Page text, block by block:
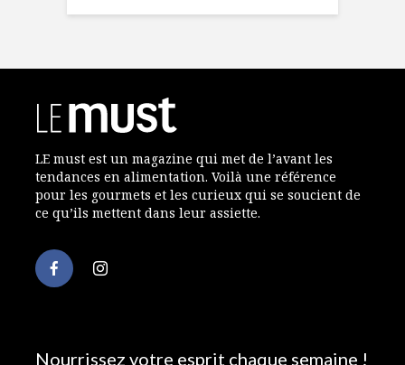
LE must est un magazine qui met de l’avant les
tendances en alimentation. Voilà une référence
pour les gourmets et les curieux qui se soucient de
ce qu’ils mettent dans leur assiette.
Nourrissez votre esprit chaque semaine !